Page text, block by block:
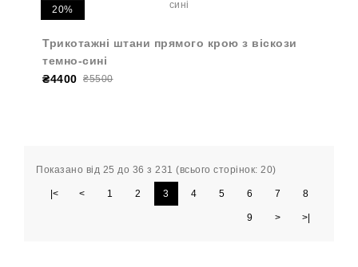
20%
Трикотажні штани прямого крою з віскози
темно-сині
₴4400 ₴5500
Показано від 25 до 36 з 231 (всього сторінок: 20)
|< < 1 2 3 4 5 6 7 8
9 > >|